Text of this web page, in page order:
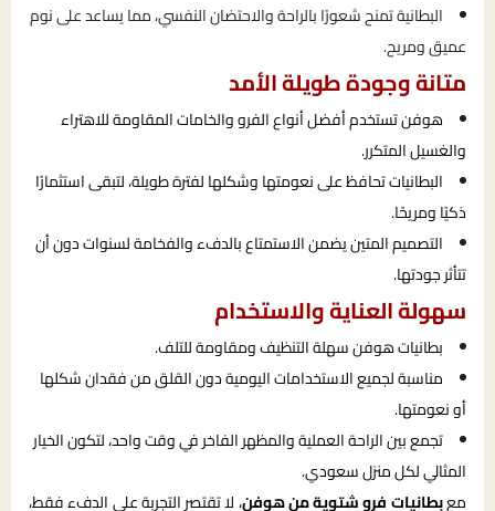
البطانية تمنح شعورًا بالراحة والاحتضان النفسي، مما يساعد على نوم
عميق ومريح.
متانة وجودة طويلة الأمد
هوفن تستخدم أفضل أنواع الفرو والخامات المقاومة للاهتراء
والغسيل المتكرر.
البطانيات تحافظ على نعومتها وشكلها لفترة طويلة، لتبقى استثمارًا
ذكيًا ومريحًا.
التصميم المتين يضمن الاستمتاع بالدفء والفخامة لسنوات دون أن
تتأثر جودتها.
سهولة العناية والاستخدام
بطانيات هوفن سهلة التنظيف ومقاومة للتلف.
مناسبة لجميع الاستخدامات اليومية دون القلق من فقدان شكلها
أو نعومتها.
تجمع بين الراحة العملية والمظهر الفاخر في وقت واحد، لتكون الخيار
المثالي لكل منزل سعودي.
معبطانيات فرو شتوية من هوفن، لا تقتصر التجربة على الدفء فقط،